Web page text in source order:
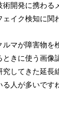
開発に携わる
イク検知に関
ルマが障害物を
きに使う画像
究してきた延長
人が多いです